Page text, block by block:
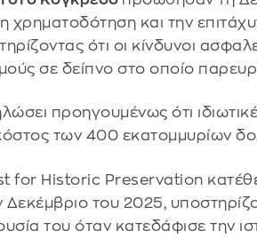
χρηματοδότηση και την
ότι οι κίνδυνοι
σε δείπνο στο οποίο
προηγουμένως ότι
των 400 εκατομμυρίων
for Historic Preservation
Δεκέμβριο του 2025,
του όταν κατεδάφισε την